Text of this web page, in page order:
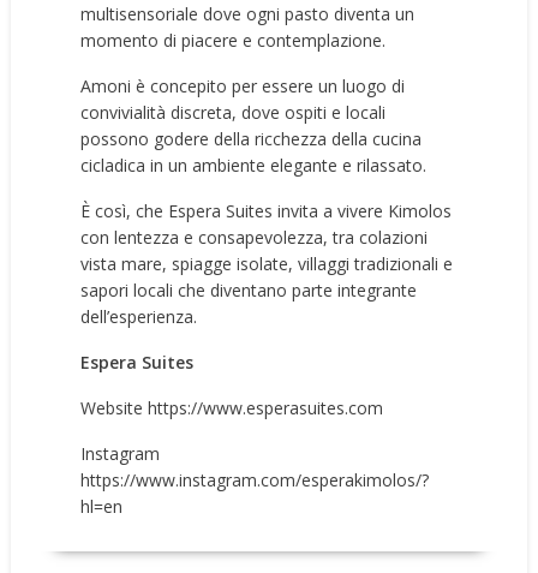
multisensoriale dove ogni pasto diventa un
momento di piacere e contemplazione.
Amoni è concepito per essere un luogo di
convivialità discreta, dove ospiti e locali
possono godere della ricchezza della cucina
cicladica in un ambiente elegante e rilassato.
È così, che Espera Suites invita a vivere Kimolos
con lentezza e consapevolezza, tra colazioni
vista mare, spiagge isolate, villaggi tradizionali e
sapori locali che diventano parte integrante
dell’esperienza.
Espera Suites
Websitehttps://www.esperasuites.com
Instagram
https://www.instagram.com/esperakimolos/?
hl=en